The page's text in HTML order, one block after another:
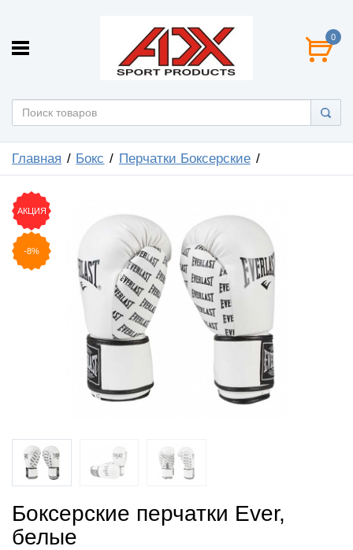
0
Главная Бокс Перчатки Боксерские
АКЦИЯ
-8%
Боксерские перчатки Ever,
белые